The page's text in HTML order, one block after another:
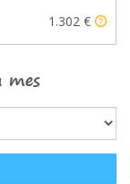
1.302 €
mes